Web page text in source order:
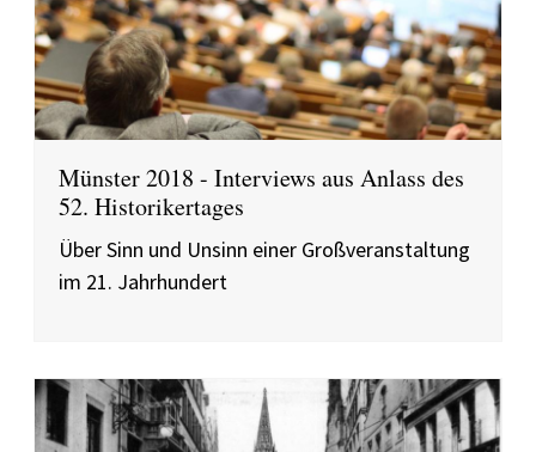
Münster 2018 - Interviews aus Anlass des
52. Historikertages
Über Sinn und Unsinn einer Großveranstaltung
im 21. Jahrhundert